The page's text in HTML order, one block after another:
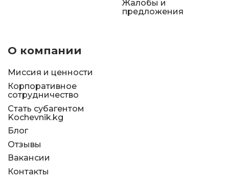
Жалобы и
предложения
О компании
Миссия и ценности
Корпоративное
сотрудничество
Стать субагентом
Kochevnik.kg
Блог
Отзывы
Вакансии
Контакты